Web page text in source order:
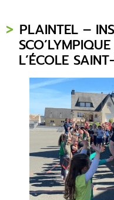
PLAINTEL –
L’ÉCOLE